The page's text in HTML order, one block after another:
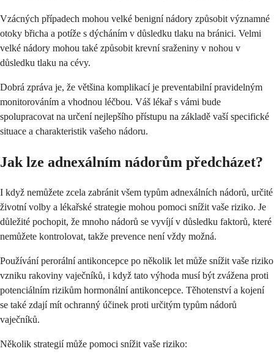
Vzácných případech mohou velké benigní nádory způsobit významné
otoky břicha a potíže s dýcháním v důsledku tlaku na bránici. Velmi
velké nádory mohou také způsobit krevní sraženiny v nohou v
důsledku tlaku na cévy.
Dobrá zpráva je, že většina komplikací je preventabilní pravidelným
monitorováním a vhodnou léčbou. Váš lékař s vámi bude
spolupracovat na určení nejlepšího přístupu na základě vaší specifické
situace a charakteristik vašeho nádoru.
Jak lze adnexálním nádorům předcházet?
I když nemůžete zcela zabránit všem typům adnexálních nádorů, určité
životní volby a lékařské strategie mohou pomoci snížit vaše riziko. Je
důležité pochopit, že mnoho nádorů se vyvíjí v důsledku faktorů, které
nemůžete kontrolovat, takže prevence není vždy možná.
Používání perorální antikoncepce po několik let může snížit vaše riziko
vzniku rakoviny vaječníků, i když tato výhoda musí být zvážena proti
potenciálním rizikům hormonální antikoncepce. Těhotenství a kojení
se také zdají mít ochranný účinek proti určitým typům nádorů
vaječníků.
Několik strategií může pomoci snížit vaše riziko: